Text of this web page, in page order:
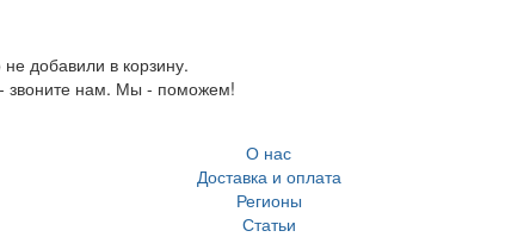
добавили в корзину.
звоните нам. Мы - поможем!
О нас
Доставка и оплата
Регионы
Статьи